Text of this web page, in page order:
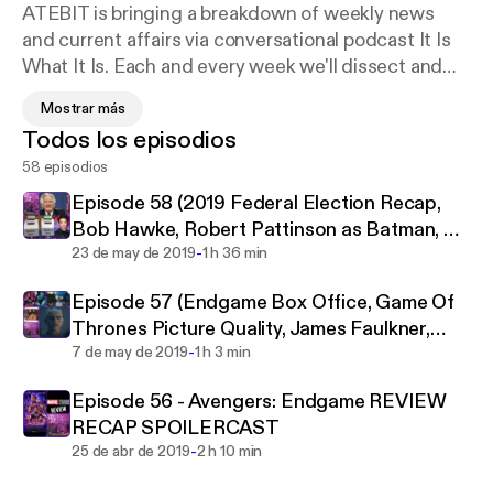
ATEBIT is bringing a breakdown of weekly news
and current affairs via conversational podcast It Is
What It Is. Each and every week we'll dissect and
including all the top stories from pop culture,
entertainment, politics, national and worldwide
news.
We may not be experts, but we certainly have
opinions! Nothing is off limits, as host Jack Kruse is
talent at ATEBIT.net, along with friends from across
the internet. You'll find the hottest of hot takes are
welcomed and encouraged here, from video game
controversies to Donald Trump’s embarrassing
antics and everything in between.
Mostrar más
Todos los episodios
58 episodios
Episode 58 (2019 Federal Election Recap,
Bob Hawke, Robert Pattinson as Batman, US
Abortion Laws)
23 de may de 2019-1 h 36 min
Episode 57 (Endgame Box Office, Game Of
Thrones Picture Quality, James Faulkner,
Sonic Movie)
7 de may de 2019-1 h 3 min
Episode 56 - Avengers: Endgame REVIEW
RECAP SPOILERCAST
25 de abr de 2019-2 h 10 min